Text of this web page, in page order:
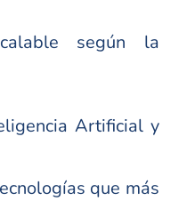
según la
Artificial y
que más